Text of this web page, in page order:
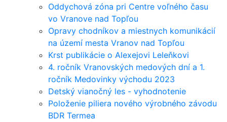
Oddychová zóna pri Centre voľného času
vo Vranove nad Topľou
Opravy chodníkov a miestnych komunikácií
na území mesta Vranov nad Topľou
Krst publikácie o Alexejovi Leleňkovi
4. ročník Vranovských medových dní a 1.
ročník Medovinky východu 2023
Detský vianočný les - vyhodnotenie
Položenie piliera nového výrobného závodu
BDR Termea